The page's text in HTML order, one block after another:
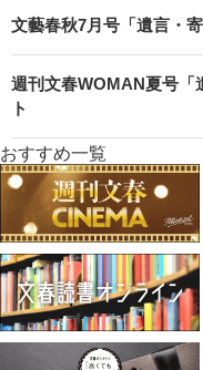
文藝春秋7月号「遺言・
週刊文春WOMAN夏号「
ト
おすすめ一覧